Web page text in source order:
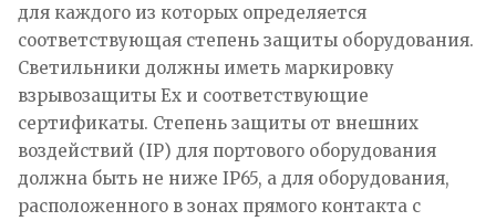
для каждого из которых определяется
соответствующая степень защиты оборудования.
Светильники должны иметь маркировку
взрывозащиты Ex и соответствующие
сертификаты. Степень защиты от внешних
воздействий (IP) для портового оборудования
должна быть не ниже IP65, а для оборудования,
расположенного в зонах прямого контакта с